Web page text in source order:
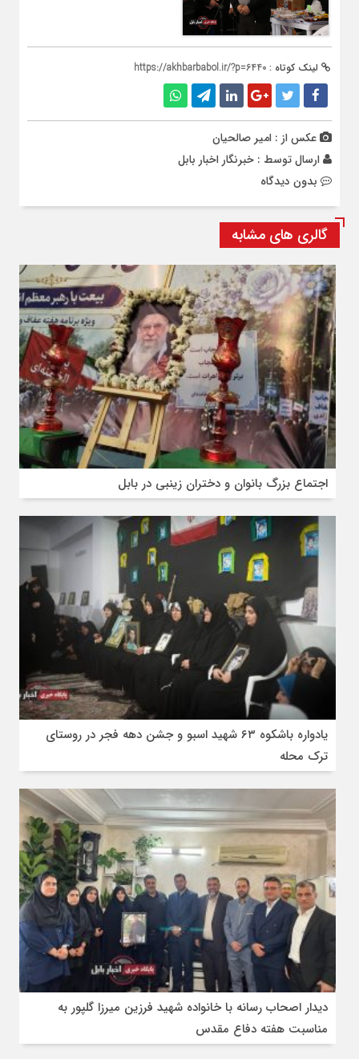
لینک کوتاه : https://akhbarbabol.ir/?p=6440
عکس از : امیر صالحیان
ارسال توسط : خبرنگار اخبار بابل
بدون دیدگاه
گالری های مشابه
اجتماع بزرگ بانوان و دختران زینبی در بابل
یادواره باشکوه ۶۳ شهید اسبو و جشن دهه فجر در روستای
ترک محله
دیدار اصحاب رسانه با خانواده شهید فرزین میرزا گلپور به
مناسبت هفته دفاع مقدس